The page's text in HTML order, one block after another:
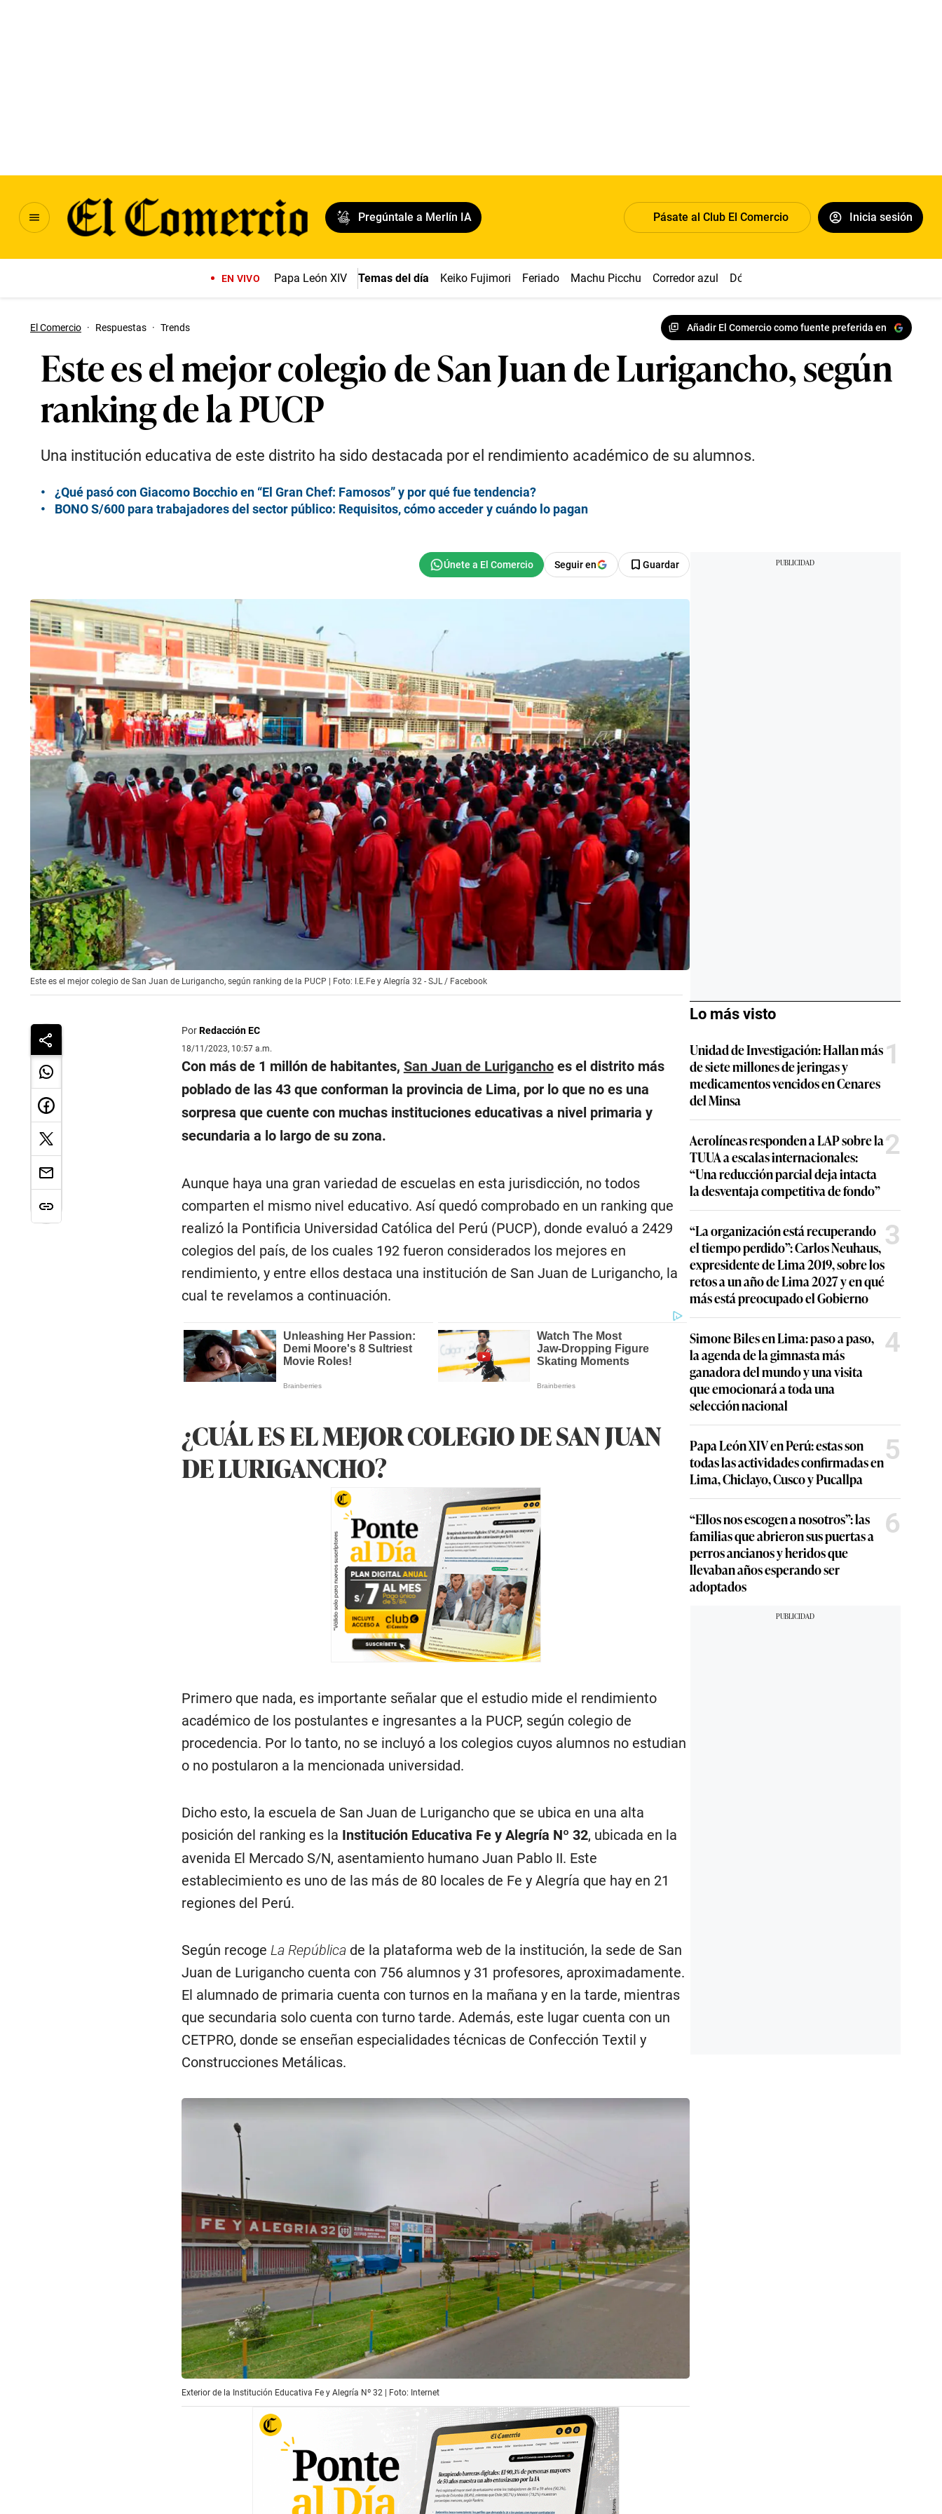
Pregúntale a Merlín IA Pásate al Club El Comercio Inicia sesión
EN VIVO Papa León XIV Temas del día Keiko Fujimori Feriado Machu Picchu Corredor azul Dólar
El Comercio · Respuestas · Trends Añadir El Comercio como fuente preferida en
Este es el mejor colegio de San Juan de Lurigancho, según
ranking de la PUCP
Una institución educativa de este distrito ha sido destacada por el rendimiento académico de su alumnos.
¿Qué pasó con Giacomo Bocchio en “El Gran Chef: Famosos” y por qué fue tendencia?
BONO S/600 para trabajadores del sector público: Requisitos, cómo acceder y cuándo lo pagan
Seguir en Guardar
Este es el mejor colegio de San Juan de Lurigancho, según ranking de la PUCP | Foto: I.E.Fe y Alegría 32 - SJL / Facebook
PorRedacción EC
18/11/2023, 10:57 a.m.
Con más de 1 millón de habitantes, San Juan de Luriganchoes el distrito más
poblado de las 43 que conforman la provincia de Lima, por lo que no es una
sorpresa que cuente con muchas instituciones educativas a nivel primaria y
secundaria a lo largo de su zona.
Aunque haya una gran variedad de escuelas en esta jurisdicción, no todos
comparten el mismo nivel educativo. Así quedó comprobado en un ranking que
realizó la Pontificia Universidad Católica del Perú (PUCP), donde evaluó a 2429
colegios del país, de los cuales 192 fueron considerados los mejores en
rendimiento, y entre ellos destaca una institución de San Juan de Lurigancho, la
cual te revelamos a continuación.
¿CUÁL ES EL MEJOR COLEGIO DE SAN JUAN
DE LURIGANCHO?
Primero que nada, es importante señalar que el estudio mide el rendimiento
académico de los postulantes e ingresantes a la PUCP, según colegio de
procedencia. Por lo tanto, no se incluyó a los colegios cuyos alumnos no estudian
o no postularon a la mencionada universidad.
Dicho esto, la escuela de San Juan de Lurigancho que se ubica en una alta
posición del ranking es la Institución Educativa Fe y Alegría Nº 32, ubicada en la
avenida El Mercado S/N, asentamiento humano Juan Pablo II. Este
establecimiento es uno de las más de 80 locales de Fe y Alegría que hay en 21
regiones del Perú.
Según recoge La República de la plataforma web de la institución, la sede de San
Juan de Lurigancho cuenta con 756 alumnos y 31 profesores, aproximadamente.
El alumnado de primaria cuenta con turnos en la mañana y en la tarde, mientras
que secundaria solo cuenta con turno tarde. Además, este lugar cuenta con un
CETPRO, donde se enseñan especialidades técnicas de Confección Textil y
Construcciones Metálicas.
Exterior de la Institución Educativa Fe y Alegría Nº 32 | Foto: Internet
Lo más visto
Unidad de Investigación: Hallan más
de siete millones de jeringas y
medicamentos vencidos en Cenares
del Minsa
1
Aerolíneas responden a LAP sobre la
TUUA a escalas internacionales:
“Una reducción parcial deja intacta
la desventaja competitiva de fondo”
2
“La organización está recuperando
el tiempo perdido”: Carlos Neuhaus,
expresidente de Lima 2019, sobre los
retos a un año de Lima 2027 y en qué
más está preocupado el Gobierno
3
Simone Biles en Lima: paso a paso,
la agenda de la gimnasta más
ganadora del mundo y una visita
que emocionará a toda una
selección nacional
4
Papa León XIV en Perú: estas son
todas las actividades confirmadas en
Lima, Chiclayo, Cusco y Pucallpa
5
“Ellos nos escogen a nosotros”: las
familias que abrieron sus puertas a
perros ancianos y heridos que
llevaban años esperando ser
adoptados
6